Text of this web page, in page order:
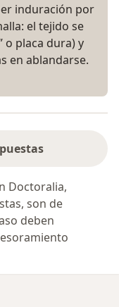
induración por
el tejido se
o placa dura) y
en ablandarse.
Doctoralia,
son de
deben